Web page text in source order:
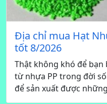
Địa chỉ mua Hạt
tốt 8/2026
Thật không khó để
từ nhựa PP trong đời
để sản xuất được